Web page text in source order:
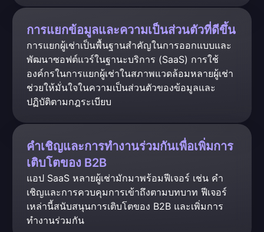
การแยกข้อมูลและความเป็นส่วนตัวที่ดีขึ้น
การแยกผู้เช่าเป็นพื้นฐานสำคัญในการออกแบบและ
พัฒนาซอฟต์แวร์ในฐานะบริการ (SaaS) การใช้
องค์กรในการแยกผู้เช่าในสภาพแวดล้อมหลายผู้เช่า
ช่วยให้มั่นใจในความเป็นส่วนตัวของข้อมูลและ
ปฏิบัติตามกฎระเบียบ
คำเชิญและการทำงานร่วมกันเพื่อเพิ่มการ
เติบโตของ B2B
แอป SaaS หลายผู้เช่ามักมาพร้อมฟีเจอร์ เช่น คำ
เชิญและการควบคุมการเข้าถึงตามบทบาท ฟีเจอร์
เหล่านี้สนับสนุนการเติบโตของ B2B และเพิ่มการ
ทำงานร่วมกัน